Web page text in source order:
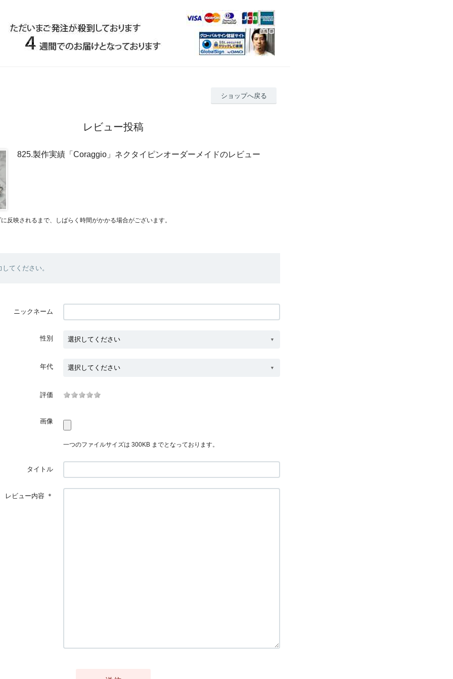
ショップへ戻る
レビュー投稿
825.製作実績「Coraggio」ネクタイピンオーダーメイドのレビュー
反映されるまで、しばらく時間がかかる場合がございます。
てください。
ニックネーム
性別
年代
評価
画像
一つのファイルサイズは 300KB までとなっております。
タイトル
レビュー内容 ＊